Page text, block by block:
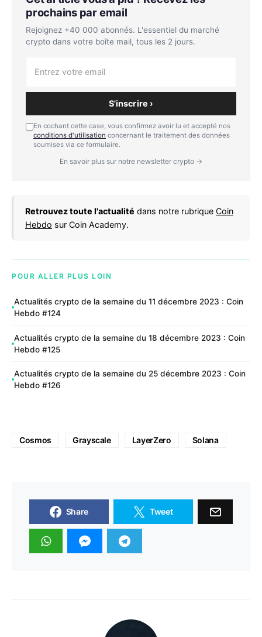
prochains par email
Rejoignez +40 000 abonnés. L'essentiel du marché
crypto dans votre boîte mail, tous les 2 jours.
S'inscrire ›
En cochant cette case, vous confirmez avoir lu et accepté nos
conditions d'utilisation concernant le traitement des données
soumises via ce formulaire.
En savoir plus sur notre newsletter crypto →
Retrouvez toute l'actualité dans notre rubrique Coin
Hebdo sur Coin Academy.
POUR ALLER PLUS LOIN
Actualités crypto de la semaine du 11 décembre 2023 : Coin
Hebdo #124
Actualités crypto de la semaine du 18 décembre 2023 : Coin
Hebdo #125
Actualités crypto de la semaine du 25 décembre 2023 : Coin
Hebdo #126
Cosmos Grayscale LayerZero Solana
Share Tweet